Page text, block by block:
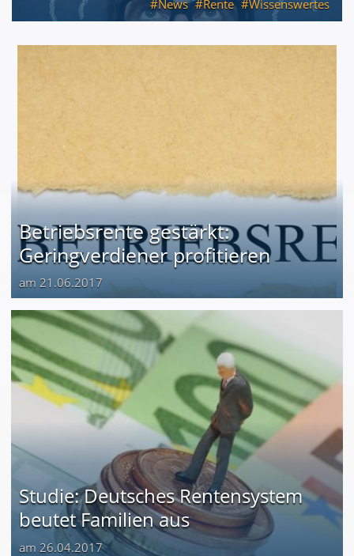
News Rente Wissenswertes
Betriebsrente gestärkt:
Geringverdiener profitieren
am 21.06.2017
Studie: Deutsches Rentensystem
beutet Familien aus
am 26.04.2017